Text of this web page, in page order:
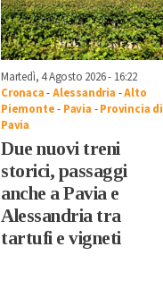
Martedì, 4 Agosto 2026 - 16:22
Cronaca-Alessandria -Alto
Piemonte- Pavia -Provincia di
Pavia
Due nuovi treni
storici, passaggi
anche a Pavia e
Alessandria tra
tartufi e vigneti